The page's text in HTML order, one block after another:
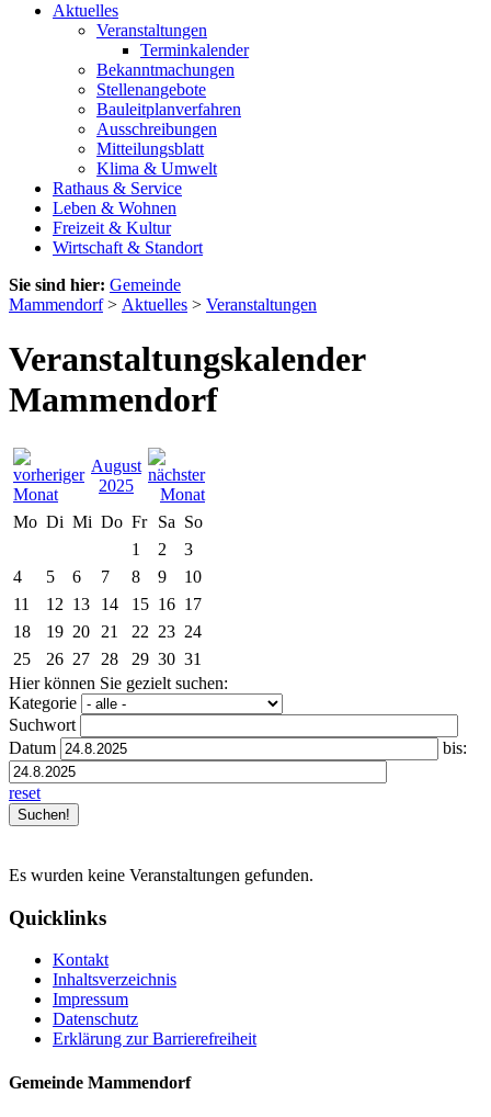
Aktuelles
Veranstaltungen
Terminkalender
Bekanntmachungen
Stellenangebote
Bauleitplanverfahren
Ausschreibungen
Mitteilungsblatt
Klima & Umwelt
Rathaus & Service
Leben & Wohnen
Freizeit & Kultur
Wirtschaft & Standort
Sie sind hier: Gemeinde
Mammendorf> Aktuelles > Veranstaltungen
Veranstaltungskalender
Mammendorf
August
2025
Mo Di Mi Do Fr Sa So
1
2
3
4
5 6 7 8 9
10
11
12 13 14 15 16 17
18
19 20 21 22 23 24
25
26 27 28 29 30 31
Hier können Sie gezielt suchen:
Kategorie
Suchwort
Datum
bis:
reset
Es wurden keine Veranstaltungen gefunden.
Quicklinks
Kontakt
Inhaltsverzeichnis
Impressum
Datenschutz
Erklärung zur Barrierefreiheit
Gemeinde Mammendorf